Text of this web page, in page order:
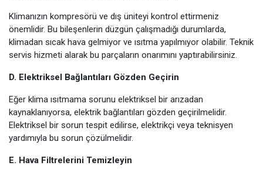
Klimanızın kompresörü ve dış üniteyi kontrol ettirmeniz
önemlidir. Bu bileşenlerin düzgün çalışmadığı durumlarda,
klimadan sıcak hava gelmiyor ve ısıtma yapılmıyor olabilir. Teknik
servis hizmeti alarak bu parçaların onarımını yaptırabilirsiniz.
D. Elektriksel Bağlantıları Gözden Geçirin
Eğer klima ısıtmama sorunu elektriksel bir arızadan
kaynaklanıyorsa, elektrik bağlantıları gözden geçirilmelidir.
Elektriksel bir sorun tespit edilirse, elektrikçi veya teknisyen
yardımıyla bu sorun çözülmelidir.
E. Hava Filtrelerini Temizleyin